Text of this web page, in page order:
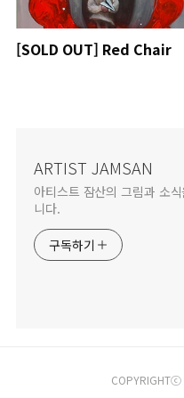
[SOLD OUT] Red Chair
ARTIST JAMSAN
아티스트 잠산의 그림과 소
니다.
구독하기
COPYRIGHTⓒ